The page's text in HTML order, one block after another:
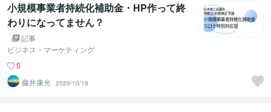
小規模事業者持続化補助金・HP作って終
わりになってません？
記事
ビジネス・マーケティング
5
藤井康光 2020/10/18